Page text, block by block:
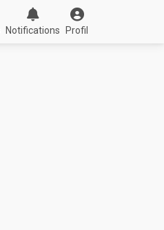
Notifications Profil